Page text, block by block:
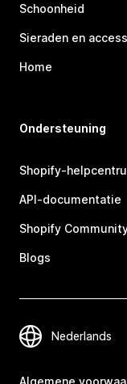
Schoonheid
Sieraden en
Home
Ondersteuning
Shopify-
API-documentatie
Shopify
Blogs
Algemene